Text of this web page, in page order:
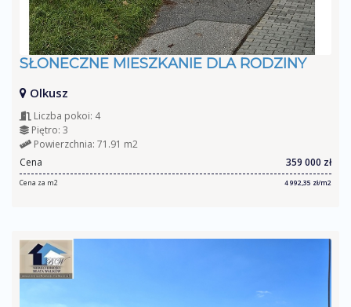
SŁONECZNE MIESZKANIE DLA RODZINY
Olkusz
Liczba pokoi: 4
Piętro: 3
Powierzchnia: 71.91 m2
Cena
359 000 zł
Cena za m2 4 992,35 zł/m2